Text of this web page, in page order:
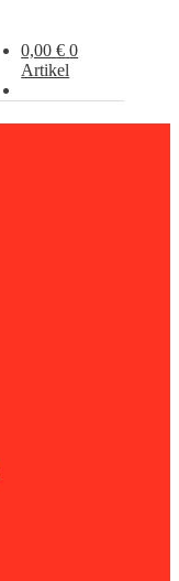
0,00€ 0
Artikel